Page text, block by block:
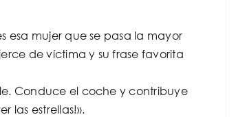
esa mujer que se pasa la mayor
de víctima y su frase favorita
Conduce el coche y contribuye
las estrellas!».